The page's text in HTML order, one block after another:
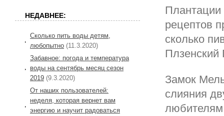
Плантации
рецептов
сколько
Плзенский
Замок
слияния
любителям
НЕДАВНЕЕ:
Сколько пить воды детям,
любопытно (11.3.2020)
Забавное: погода и температура
воды на сентябрь месяц сезон
2019 (9.3.2020)
От наших пользователей:
неделя, которая вернет вам
энергию и научит радоваться